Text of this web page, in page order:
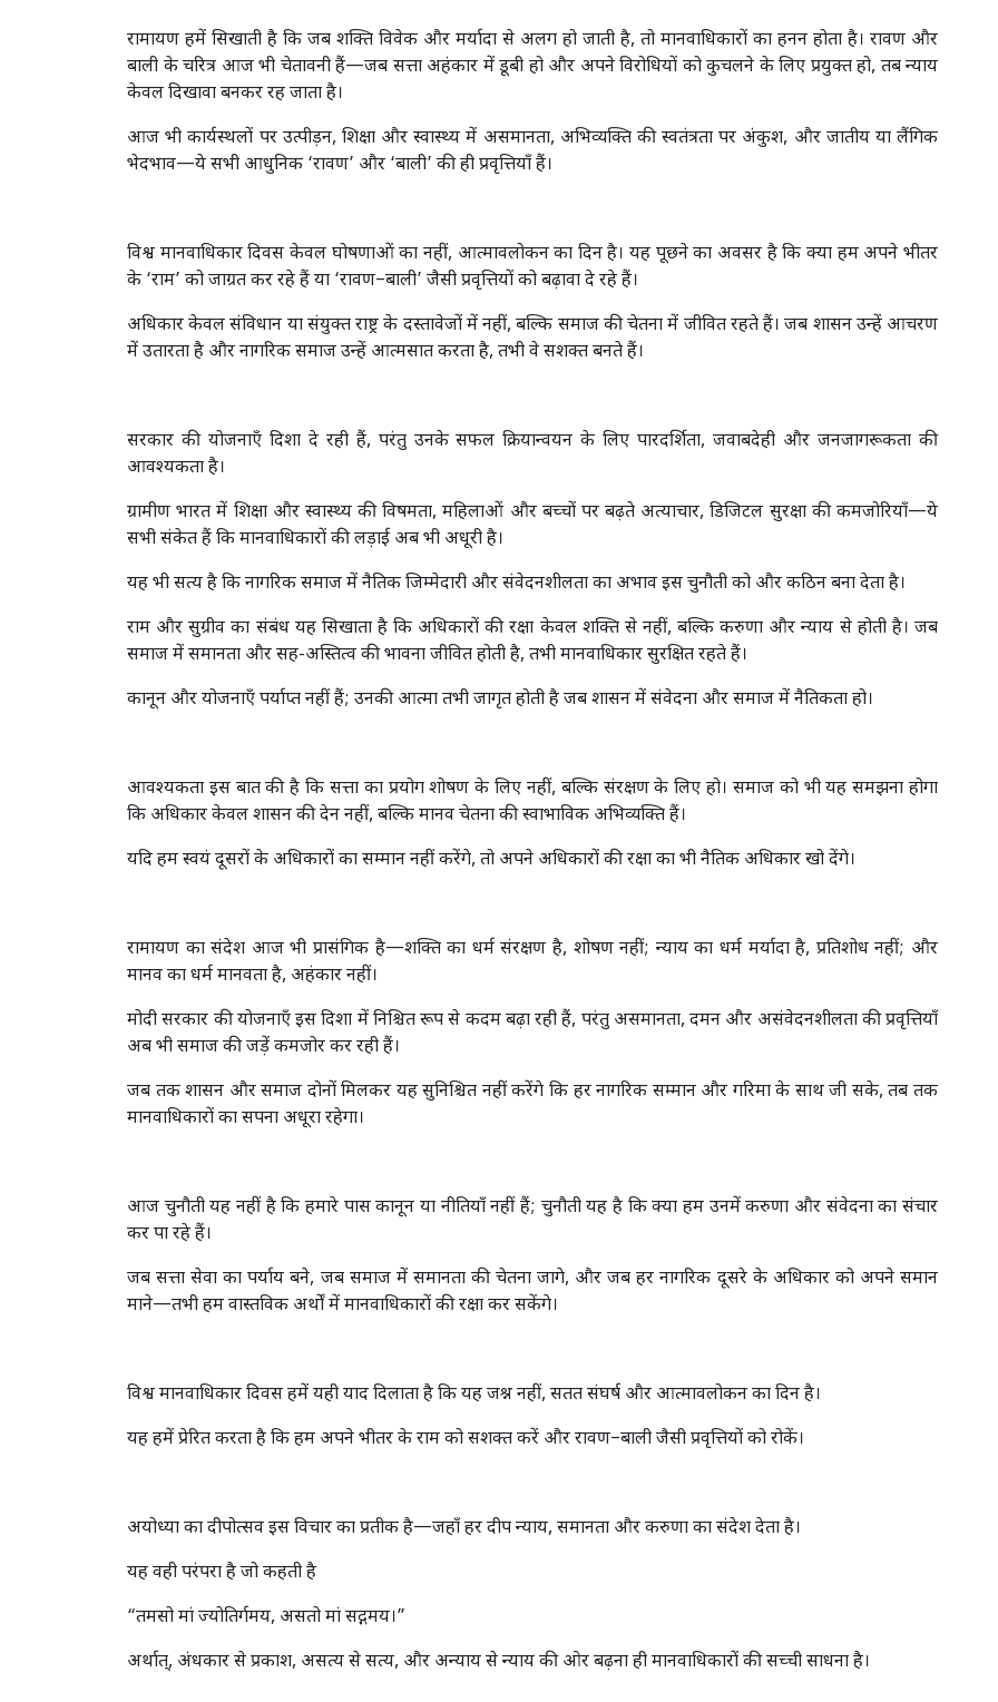
रामायण हमें सिखाती है कि जब शक्ति विवेक और मर्यादा से अलग हो जाती है, तो मानवाधिकारों का हनन होता है। रावण और
बाली के चरित्र आज भी चेतावनी हैं—जब सत्ता अहंकार में डूबी हो और अपने विरोधियों को कुचलने के लिए प्रयुक्त हो, तब न्याय
केवल दिखावा बनकर रह जाता है।
आज भी कार्यस्थलों पर उत्पीड़न, शिक्षा और स्वास्थ्य में असमानता, अभिव्यक्ति की स्वतंत्रता पर अंकुश, और जातीय या लैंगिक
भेदभाव—ये सभी आधुनिक ‘रावण’ और ‘बाली’ की ही प्रवृत्तियाँ हैं।
विश्व मानवाधिकार दिवस केवल घोषणाओं का नहीं, आत्मावलोकन का दिन है। यह पूछने का अवसर है कि क्या हम अपने भीतर
के ‘राम’ को जाग्रत कर रहे हैं या ‘रावण–बाली’ जैसी प्रवृत्तियों को बढ़ावा दे रहे हैं।
अधिकार केवल संविधान या संयुक्त राष्ट्र के दस्तावेजों में नहीं, बल्कि समाज की चेतना में जीवित रहते हैं। जब शासन उन्हें आचरण
में उतारता है और नागरिक समाज उन्हें आत्मसात करता है, तभी वे सशक्त बनते हैं।
सरकार की योजनाएँ दिशा दे रही हैं, परंतु उनके सफल क्रियान्वयन के लिए पारदर्शिता, जवाबदेही और जनजागरूकता की
आवश्यकता है।
ग्रामीण भारत में शिक्षा और स्वास्थ्य की विषमता, महिलाओं और बच्चों पर बढ़ते अत्याचार, डिजिटल सुरक्षा की कमजोरियाँ—ये
सभी संकेत हैं कि मानवाधिकारों की लड़ाई अब भी अधूरी है।
यह भी सत्य है कि नागरिक समाज में नैतिक जिम्मेदारी और संवेदनशीलता का अभाव इस चुनौती को और कठिन बना देता है।
राम और सुग्रीव का संबंध यह सिखाता है कि अधिकारों की रक्षा केवल शक्ति से नहीं, बल्कि करुणा और न्याय से होती है। जब
समाज में समानता और सह-अस्तित्व की भावना जीवित होती है, तभी मानवाधिकार सुरक्षित रहते हैं।
कानून और योजनाएँ पर्याप्त नहीं हैं; उनकी आत्मा तभी जागृत होती है जब शासन में संवेदना और समाज में नैतिकता हो।
आवश्यकता इस बात की है कि सत्ता का प्रयोग शोषण के लिए नहीं, बल्कि संरक्षण के लिए हो। समाज को भी यह समझना होगा
कि अधिकार केवल शासन की देन नहीं, बल्कि मानव चेतना की स्वाभाविक अभिव्यक्ति हैं।
यदि हम स्वयं दूसरों के अधिकारों का सम्मान नहीं करेंगे, तो अपने अधिकारों की रक्षा का भी नैतिक अधिकार खो देंगे।
रामायण का संदेश आज भी प्रासंगिक है—शक्ति का धर्म संरक्षण है, शोषण नहीं; न्याय का धर्म मर्यादा है, प्रतिशोध नहीं; और
मानव का धर्म मानवता है, अहंकार नहीं।
मोदी सरकार की योजनाएँ इस दिशा में निश्चित रूप से कदम बढ़ा रही हैं, परंतु असमानता, दमन और असंवेदनशीलता की प्रवृत्तियाँ
अब भी समाज की जड़ें कमजोर कर रही हैं।
जब तक शासन और समाज दोनों मिलकर यह सुनिश्चित नहीं करेंगे कि हर नागरिक सम्मान और गरिमा के साथ जी सके, तब तक
मानवाधिकारों का सपना अधूरा रहेगा।
आज चुनौती यह नहीं है कि हमारे पास कानून या नीतियाँ नहीं हैं; चुनौती यह है कि क्या हम उनमें करुणा और संवेदना का संचार
कर पा रहे हैं।
जब सत्ता सेवा का पर्याय बने, जब समाज में समानता की चेतना जागे, और जब हर नागरिक दूसरे के अधिकार को अपने समान
माने—तभी हम वास्तविक अर्थों में मानवाधिकारों की रक्षा कर सकेंगे।
विश्व मानवाधिकार दिवस हमें यही याद दिलाता है कि यह जश्न नहीं, सतत संघर्ष और आत्मावलोकन का दिन है।
यह हमें प्रेरित करता है कि हम अपने भीतर के राम को सशक्त करें और रावण–बाली जैसी प्रवृत्तियों को रोकें।
अयोध्या का दीपोत्सव इस विचार का प्रतीक है—जहाँ हर दीप न्याय, समानता और करुणा का संदेश देता है।
यह वही परंपरा है जो कहती है
“तमसो मां ज्योतिर्गमय, असतो मां सद्गमय।”
अर्थात्, अंधकार से प्रकाश, असत्य से सत्य, और अन्याय से न्याय की ओर बढ़ना ही मानवाधिकारों की सच्ची साधना है।